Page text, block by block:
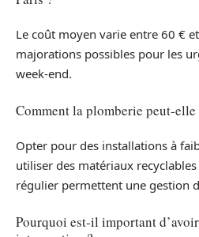
Le coût moyen varie entre 60 €
majorations possibles pour les
week-end.
Comment la plomberie peut-elle
Opter pour des installations à
utiliser des matériaux
régulier permettent une gestion
Pourquoi est-il important